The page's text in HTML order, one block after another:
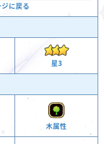
に戻る
星3
木属性